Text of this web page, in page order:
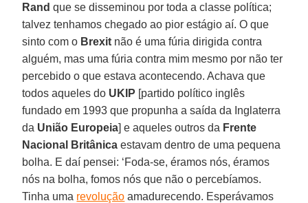
Rand que se disseminou por toda a classe política;
talvez tenhamos chegado ao pior estágio aí. O que
sinto com o Brexit não é uma fúria dirigida contra
alguém, mas uma fúria contra mim mesmo por não ter
percebido o que estava acontecendo. Achava que
todos aqueles do UKIP [partido político inglês
fundado em 1993 que propunha a saída da Inglaterra
da União Europeia] e aqueles outros da Frente
Nacional Britânica estavam dentro de uma pequena
bolha. E daí pensei: ‘Foda-se, éramos nós, éramos
nós na bolha, fomos nós que não o percebíamos.
Tinha uma revolução amadurecendo. Esperávamos